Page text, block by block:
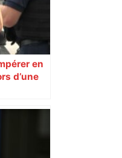
en
d’une